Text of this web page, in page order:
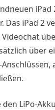
Das iPad 2
über
den LiPo-